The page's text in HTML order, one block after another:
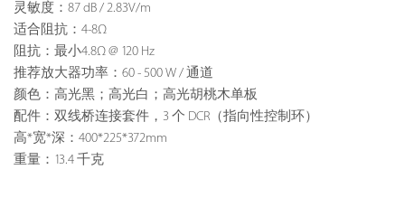
灵敏度：87 dB / 2.83V/m
适合阻抗：4-8Ω
阻抗：最小4.8Ω @ 120 Hz
推荐放大器功率：60 - 500 W / 通道
颜色：高光黑；高光白；高光胡桃木单板
配件：双线桥连接套件，3 个 DCR（指向性控制环）
高*宽*深：400*225*372mm
重量：13.4 千克